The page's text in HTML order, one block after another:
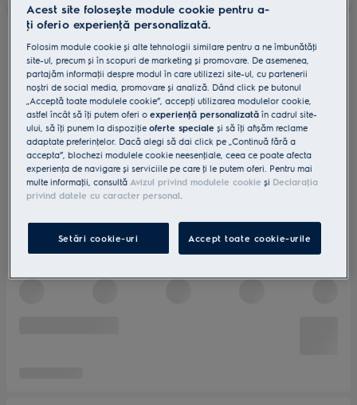
Acest site folosește module cookie pentru a-
ţi oferi o experienţă personalizată.
Folosim module cookie și alte tehnologii similare pentru a ne îmbunătăţi
site-ul, precum și în scopuri de marketing și promovare. De asemenea,
partajăm informaţii despre modul în care utilizezi site-ul, cu partenerii
noștri de social media, promovare și analiză. Dând click pe butonul
„Acceptă toate modulele cookie”, accepţi utilizarea modulelor cookie,
astfel încât să îţi putem oferi oexperienţă personalizată în cadrul site-
ului, să îţi punem la dispoziţieoferte speciale și să îţi afișăm reclame
adaptate preferinţelor. Dacă alegi să dai click pe „Continuă fără a
accepta”, blochezi modulele cookie neesenţiale, ceea ce poate afecta
experienţa de navigare și serviciile pe care ţi le putem oferi. Pentru mai
multe informaţii, consultă Avizul privind modulele cookie și Declaraţia
privind datele cu caracter personal.
Setări cookie-uri Accept toate cookie-urile